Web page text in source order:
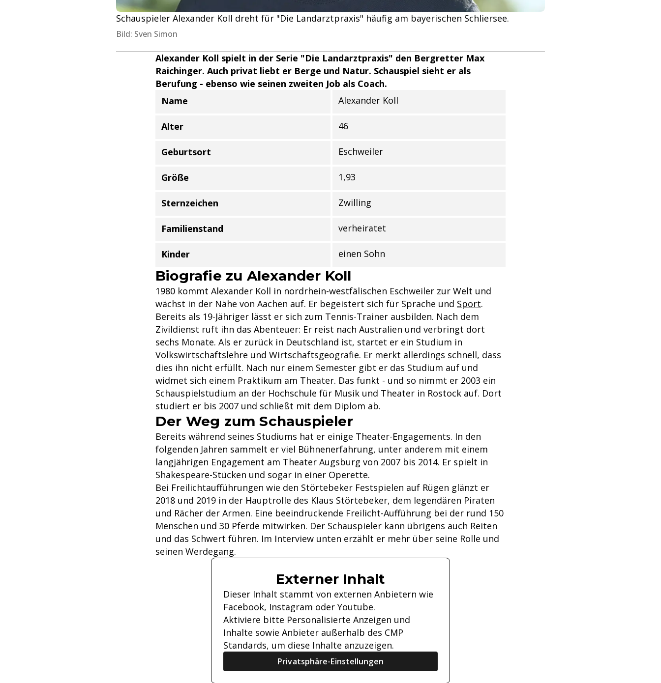
Schauspieler Alexander Koll dreht für "Die Landarztpraxis" häufig am bayerischen Schliersee.
Bild: Sven Simon
Alexander Koll spielt in der Serie "Die Landarztpraxis" den Bergretter Max
Raichinger. Auch privat liebt er Berge und Natur. Schauspiel sieht er als
Berufung - ebenso wie seinen zweiten Job als Coach.
Informationen zur Person
Name
Alter
Geburtsort
Größe
Sternzeichen
Familienstand
Kinder
Alexander Koll
46
Eschweiler
1,93
Zwilling
verheiratet
einen Sohn
Biografie zu Alexander Koll
1980 kommt Alexander Koll in nordrhein-westfälischen Eschweiler zur Welt und
wächst in der Nähe von Aachen auf. Er begeistert sich für Sprache und Sport.
Bereits als 19-Jähriger lässt er sich zum Tennis-Trainer ausbilden. Nach dem
Zivildienst ruft ihn das Abenteuer: Er reist nach Australien und verbringt dort
sechs Monate. Als er zurück in Deutschland ist, startet er ein Studium in
Volkswirtschaftslehre und Wirtschaftsgeografie. Er merkt allerdings schnell, dass
dies ihn nicht erfüllt. Nach nur einem Semester gibt er das Studium auf und
widmet sich einem Praktikum am Theater. Das funkt - und so nimmt er 2003 ein
Schauspielstudium an der Hochschule für Musik und Theater in Rostock auf. Dort
studiert er bis 2007 und schließt mit dem Diplom ab.
Der Weg zum Schauspieler
Bereits während seines Studiums hat er einige Theater-Engagements. In den
folgenden Jahren sammelt er viel Bühnenerfahrung, unter anderem mit einem
langjährigen Engagement am Theater Augsburg von 2007 bis 2014. Er spielt in
Shakespeare-Stücken und sogar in einer Operette.
Bei Freilichtaufführungen wie den Störtebeker Festspielen auf Rügen glänzt er
2018 und 2019 in der Hauptrolle des Klaus Störtebeker, dem legendären Piraten
und Rächer der Armen. Eine beeindruckende Freilicht-Aufführung bei der rund 150
Menschen und 30 Pferde mitwirken. Der Schauspieler kann übrigens auch Reiten
und das Schwert führen. Im Interview unten erzählt er mehr über seine Rolle und
seinen Werdegang.
Externer Inhalt
Dieser Inhalt stammt von externen Anbietern wie
Facebook, Instagram oder Youtube.
Aktiviere bitte Personalisierte Anzeigen und
Inhalte sowie Anbieter außerhalb des CMP
Standards, um diese Inhalte anzuzeigen.
Privatsphäre-Einstellungen